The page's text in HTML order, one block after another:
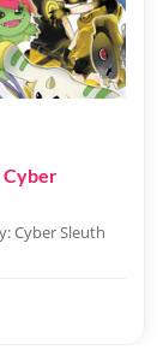
Cyber
Cyber Sleuth